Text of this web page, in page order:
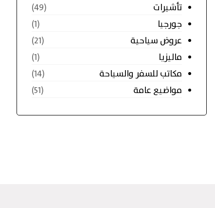
تأشيرات
(49)
جورجيا
(1)
عروض سياحية
(21)
ماليزيا
(1)
مكاتب للسفر والسياحة
(14)
مواضيع عامة
(51)